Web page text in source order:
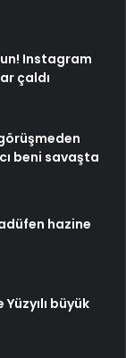
Instagram
çaldı
beni savaşta
hazine
büyük